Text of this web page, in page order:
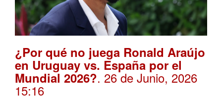
¿Por qué no juega Ronald Araújo
en Uruguay vs. España por el
Mundial 2026?. 26 de Junio, 2026
15:16